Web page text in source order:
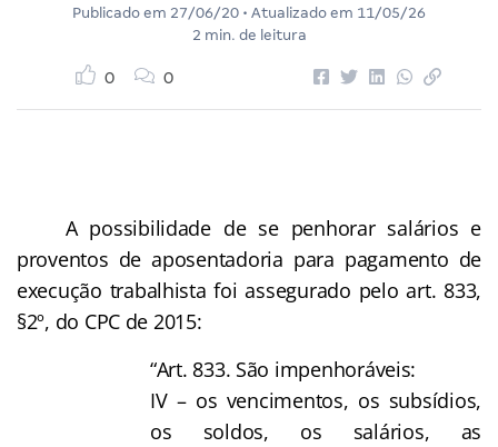
Publicado em 27/06/20 • Atualizado em 11/05/26
2 min. de leitura
0 0
A possibilidade de se penhorar salários e
proventos de aposentadoria para pagamento de
execução trabalhista foi assegurado pelo art. 833,
§2º, do CPC de 2015:
“Art. 833. São impenhoráveis:
IV – os vencimentos, os subsídios,
os soldos, os salários, as